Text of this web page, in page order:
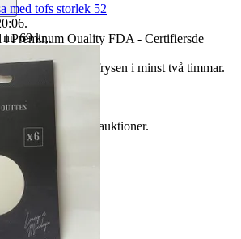
Preminum Ouality FDA - Certifiersde
lätt att förvara i frysen i minst två timmar.
en timme.
själv.
på våra andra auktioner.
gåva.
med tofs storlek 52
.
nu 69 kr,.